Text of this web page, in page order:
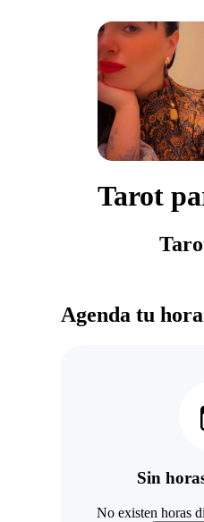
Tarot
Agenda tu hora
Sin
No existen horas